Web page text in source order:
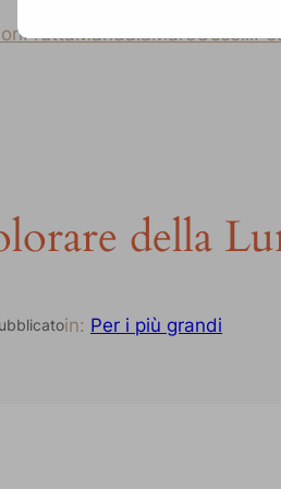
FruttaMandalaMareUccelli
della
in: Per i più grandi